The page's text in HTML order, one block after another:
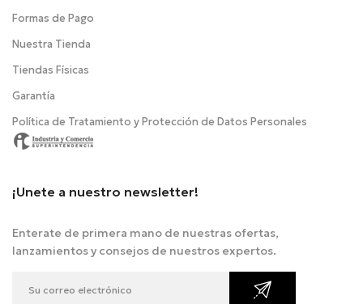
Formas de Pago
Nuestra Tienda
Tiendas Físicas
Garantía
Política de Tratamiento y Protección de Datos Personales
¡Unete a nuestro newsletter!
Enterate de primera mano de nuestras ofertas,
lanzamientos y consejos de nuestros expertos.